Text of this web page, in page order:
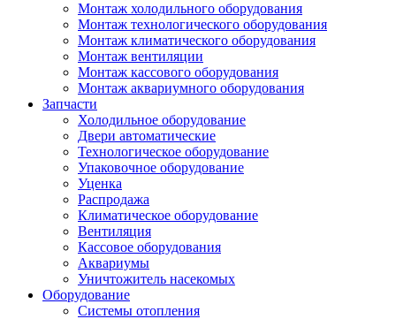
Монтаж холодильного оборудования
Монтаж технологического оборудования
Монтаж климатического оборудования
Монтаж вентиляции
Монтаж кассового оборудования
Монтаж аквариумного оборудования
Запчасти
Холодильное оборудование
Двери автоматические
Технологическое оборудование
Упаковочное оборудование
Уценка
Распродажа
Климатическое оборудование
Вентиляция
Кассовое оборудования
Аквариумы
Уничтожитель насекомых
Оборудование
Системы отопления